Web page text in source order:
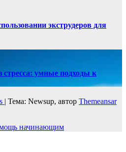
экструдеров для
стресса: умные подходы к
| Тема: Newsup, автор Themeansar
начинающим